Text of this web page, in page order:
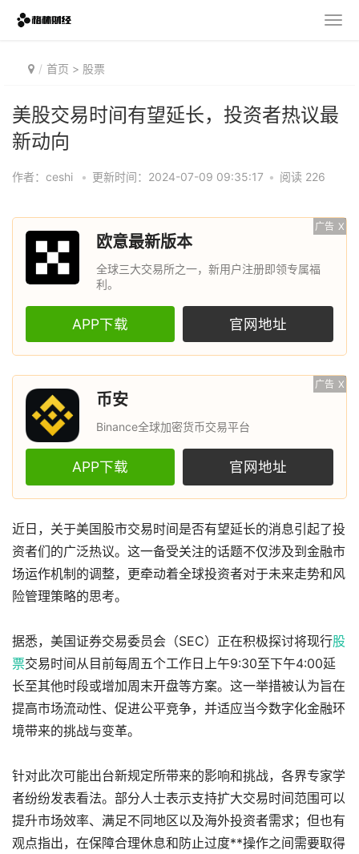
首页 > 股票
美股交易时间有望延长，投资者热议最
新动向
作者：ceshi • 更新时间：2024-07-09 09:35:17 • 阅读 226
广告 X
欧意最新版本
全球三大交易所之一，新用户注册即领专属福
利。
APP下载 官网地址
广告 X
币安
Binance全球加密货币交易平台
APP下载 官网地址
近日，关于美国股市交易时间是否有望延长的消息引起了投
资者们的广泛热议。这一备受关注的话题不仅涉及到金融市
场运作机制的调整，更牵动着全球投资者对于未来走势和风
险管理策略的思考。
据悉，美国证券交易委员会（SEC）正在积极探讨将现行股
票交易时间从目前每周五个工作日上午9:30至下午4:00延
长至其他时段或增加周末开盘等方案。这一举措被认为旨在
提高市场流动性、促进公平竞争，并适应当今数字化金融环
境带来的挑战与变革。
针对此次可能出台新规定所带来的影响和挑战，各界专家学
者纷纷发表看法。部分人士表示支持扩大交易时间范围可以
提升市场效率、满足不同地区以及海外投资者需求；但也有
观点指出，在保障合理休息和防止过度**操作之间需要取得